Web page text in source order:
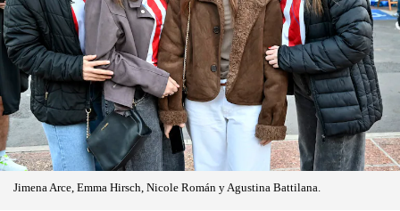
Jimena Arce, Emma Hirsch, Nicole Román y Agustina Battilana.